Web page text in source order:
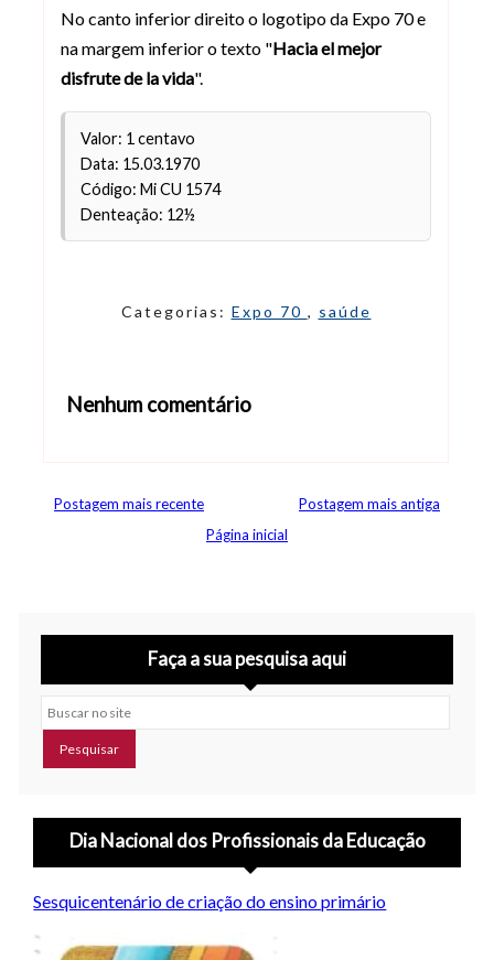
No canto inferior direito o logotipo da Expo 70 e
na margem inferior o texto "Hacia el mejor
disfrute de la vida".
Valor: 1 centavo
Data: 15.03.1970
Código: Mi CU 1574
Denteação: 12½
Categorias: Expo 70 , saúde
Nenhum comentário
Postagem mais recente
Postagem mais antiga
Página inicial
Faça a sua pesquisa aqui
Buscar no site
Dia Nacional dos Profissionais da Educação
Sesquicentenário de criação do ensino primário